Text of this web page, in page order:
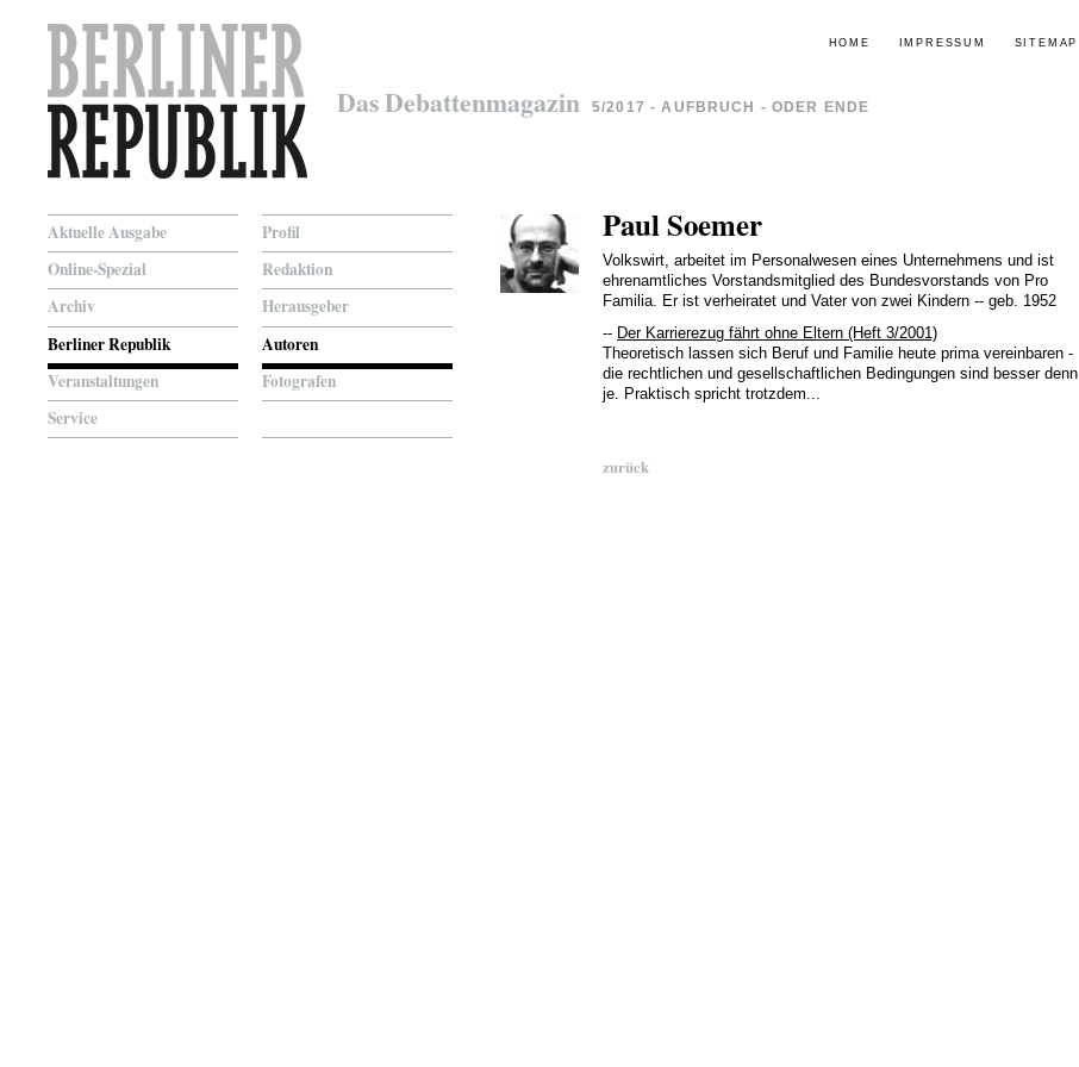
Das Debattenmagazin 5/2017 - AUFBRUCH - ODER ENDE
HOME IMPRESSUM SITEMAP
Aktuelle Ausgabe
Online-Spezial
Archiv
Berliner Republik
Veranstaltungen
Service
Profil
Redaktion
Herausgeber
Autoren
Fotografen
Paul Soemer
Volkswirt, arbeitet im Personalwesen eines Unternehmens und ist
ehrenamtliches Vorstandsmitglied des Bundesvorstands von Pro
Familia. Er ist verheiratet und Vater von zwei Kindern -- geb. 1952
-- Der Karrierezug fährt ohne Eltern (Heft 3/2001)
Theoretisch lassen sich Beruf und Familie heute prima vereinbaren -
die rechtlichen und gesellschaftlichen Bedingungen sind besser denn
je. Praktisch spricht trotzdem...
zurück